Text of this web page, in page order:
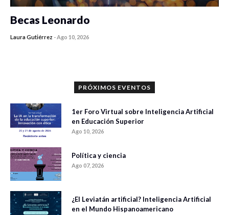
Becas Leonardo
Laura Gutiérrez -Ago 10, 2026
PRÓXIMOS EVENTOS
1er Foro Virtual sobre Inteligencia Artificial
en Educación Superior
Ago 10, 2026
Política y ciencia
Ago 07, 2026
¿El Leviatán artificial? Inteligencia Artificial
en el Mundo Hispanoamericano